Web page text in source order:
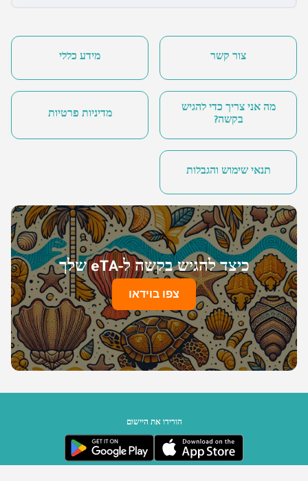
צור קשר מידע כללי
מה אני צריך כדי להגיש
בקשה?
מדיניות פרטיות
תנאי שימוש והגבלות
כיצד להגיש בקשה ל-eTA שלך
צפו בוידאו
הורידו את היישום